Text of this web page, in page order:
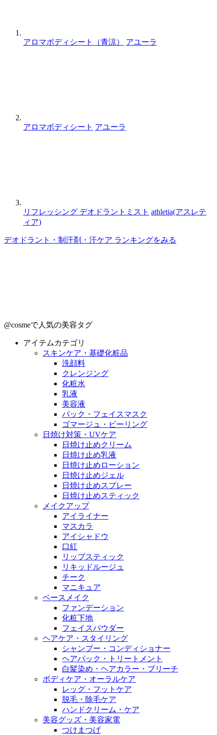
アロマボディシート（青涼） アユーラ
アロマボディシート アユーラ
リフレッシング デオドラントミスト athletia(アスレテ
ィア)
デオドラント・制汗剤・汗ケア ランキングをみる
@cosmeで人気の美容タグ
アイテムカテゴリ
スキンケア・基礎化粧品
洗顔料
クレンジング
化粧水
乳液
美容液
パック・フェイスマスク
ゴマージュ・ピーリング
日焼け対策・UVケア
日焼け止めクリーム
日焼け止め乳液
日焼け止めローション
日焼け止めジェル
日焼け止めスプレー
日焼け止めスティック
メイクアップ
アイライナー
マスカラ
アイシャドウ
口紅
リップスティック
リキッドルージュ
チーク
マニキュア
ベースメイク
ファンデーション
化粧下地
フェイスパウダー
ヘアケア・スタイリング
シャンプー・コンディショナー
ヘアパック・トリートメント
白髪染め・ヘアカラー・ブリーチ
ボディケア・オーラルケア
レッグ・フットケア
脱毛・除毛ケア
ハンドクリーム・ケア
美容グッズ・美容家電
つけまつげ